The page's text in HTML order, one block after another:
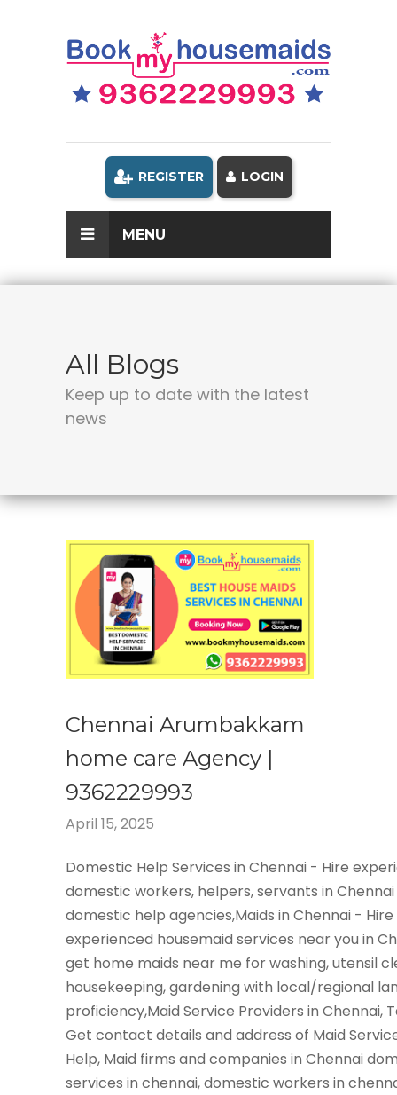
REGISTER LOGIN
MENU
All Blogs
Keep up to date with the latest
news
Chennai Arumbakkam
home care Agency |
9362229993
April 15, 2025
Domestic Help Services in Chennai - Hire
domestic workers, helpers, servants in
domestic help agencies,Maids in Chennai - Hire
experienced housemaid services near you in
get home maids near me for washing, utensil
housekeeping, gardening with local/regional
proficiency,Maid Service Providers in Chennai,
Get contact details and address of Maid
Help, Maid firms and companies in Chennai
services in chennai, domestic workers in